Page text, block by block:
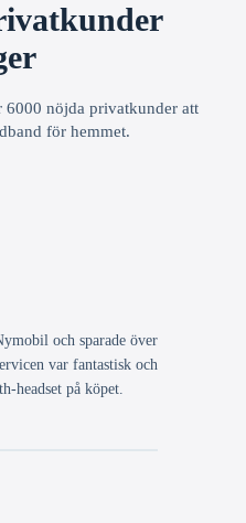
6000 nöjda privatkunder att
för hemmet.
och sparade över
var fantastisk och
headset på köpet.